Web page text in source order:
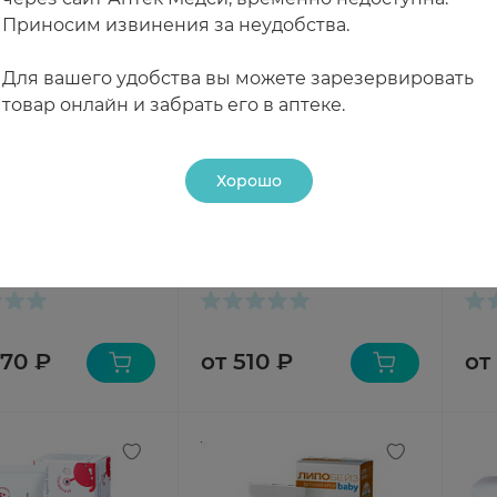
пасты+2 маркера
₽ от 510 ₽
Приносим извинения за неудобства.
Для вашего удобства вы можете зарезервировать
товар онлайн и забрать его в аптеке.
Хорошо